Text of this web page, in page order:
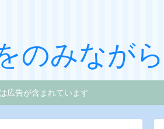
のみながら
広告が含まれています